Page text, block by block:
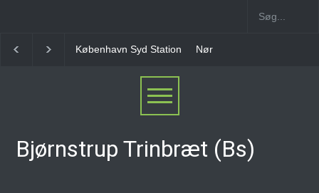
København Syd Station Nørrebro B Station [1886-
Bjørnstrup Trinbræt (Bs)